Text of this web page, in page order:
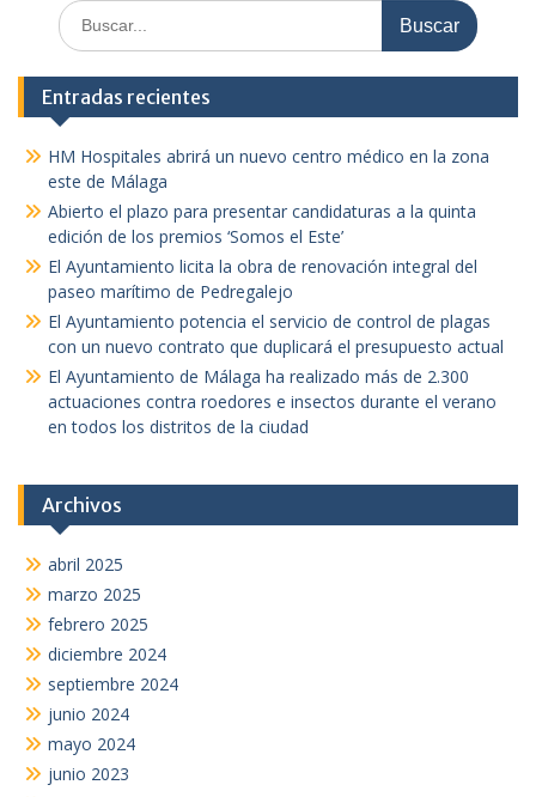
Buscar:
Entradas recientes
HM Hospitales abrirá un nuevo centro médico en la zona
este de Málaga
Abierto el plazo para presentar candidaturas a la quinta
edición de los premios ‘Somos el Este’
El Ayuntamiento licita la obra de renovación integral del
paseo marítimo de Pedregalejo
El Ayuntamiento potencia el servicio de control de plagas
con un nuevo contrato que duplicará el presupuesto actual
El Ayuntamiento de Málaga ha realizado más de 2.300
actuaciones contra roedores e insectos durante el verano
en todos los distritos de la ciudad
Archivos
abril 2025
marzo 2025
febrero 2025
diciembre 2024
septiembre 2024
junio 2024
mayo 2024
junio 2023